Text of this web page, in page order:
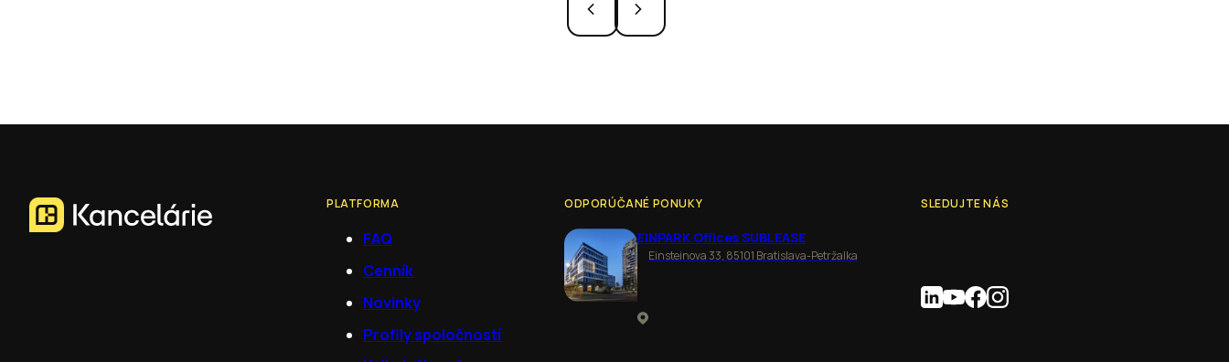
PLATFORMA
FAQ
Cenník
Novinky
Profily spoločností
ODPORÚČANÉ PONUKY
EINPARK Offices SUBLEASE
Einsteinova 33, 85101 Bratislava-Petržalka
SLEDUJTE NÁS